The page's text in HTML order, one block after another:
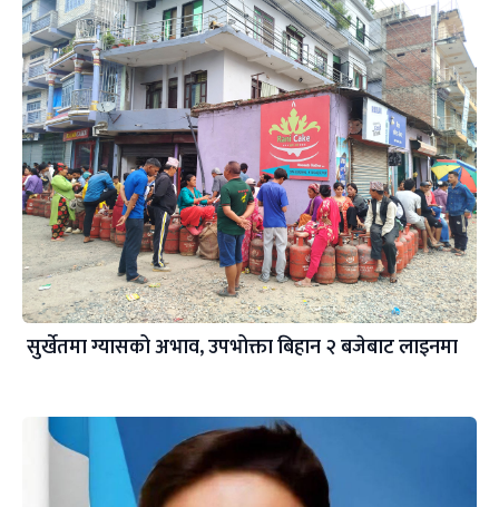
सुर्खेतमा ग्यासको अभाव, उपभोक्ता बिहान २ बजेबाट लाइनमा